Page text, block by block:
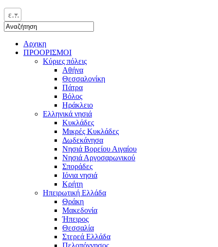
ελ
Αρχικη
ΠΡΟΟΡΙΣΜΟΙ
Κύριες πόλεις
Αθήνα
Θεσσαλονίκη
Πάτρα
Βόλος
Ηράκλειο
Ελληνικά νησιά
Κυκλάδες
Μικρές Κυκλάδες
Δωδεκάνησα
Νησιά Βορείου Αιγαίου
Νησιά Αργοσαρωνικού
Σποράδες
Ιόνια νησιά
Κρήτη
Ηπειρωτική Ελλάδα
Θράκη
Μακεδονία
Ήπειρος
Θεσσαλία
Στερεά Ελλάδα
Πελοπόννησος